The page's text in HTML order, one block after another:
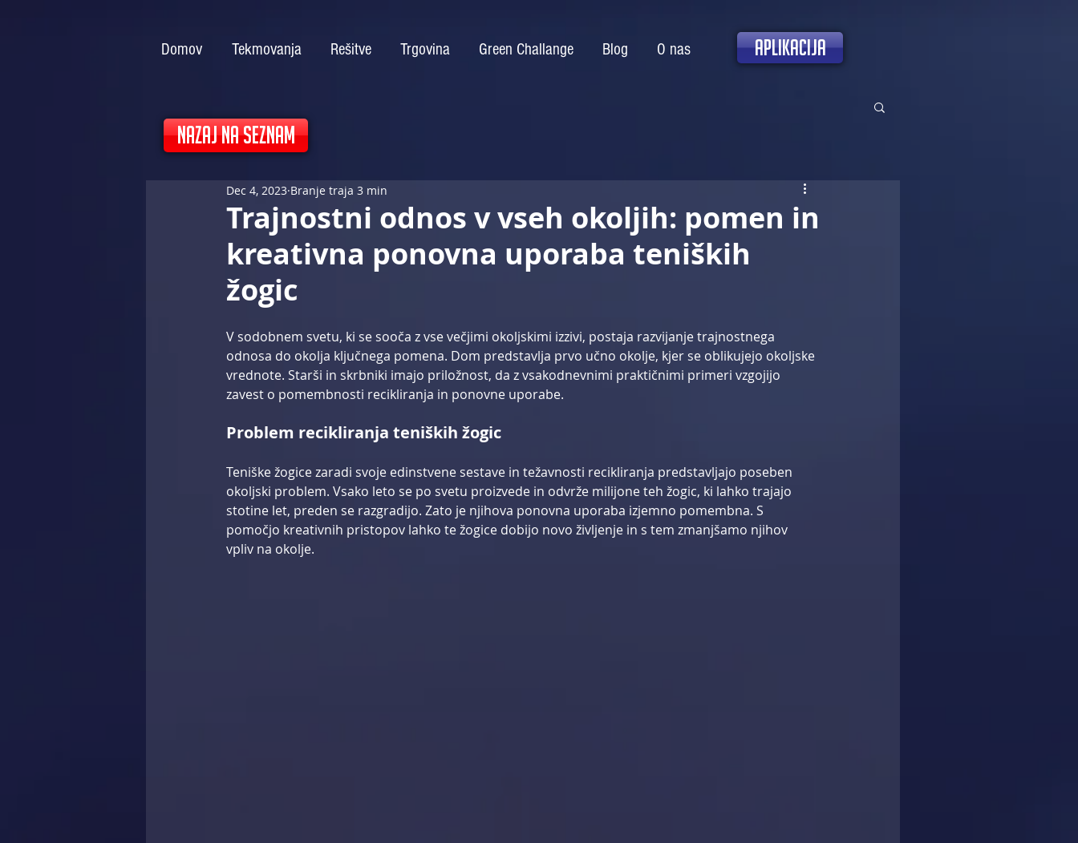
Domov Tekmovanja Rešitve Trgovina Green Challange Blog O nas aplikacija
Trajnostni odnos v vseh okoljih: pomen in
kreativna ponovna uporaba teniških
žogic
Dec 4, 2023 Branje traja 3 min
V sodobnem svetu, ki se sooča z vse večjimi okoljskimi izzivi, postaja razvijanje trajnostnega
odnosa do okolja ključnega pomena. Dom predstavlja prvo učno okolje, kjer se oblikujejo okoljske
vrednote. Starši in skrbniki imajo priložnost, da z vsakodnevnimi praktičnimi primeri vzgojijo
zavest o pomembnosti recikliranja in ponovne uporabe.
Problem recikliranja teniških žogic
Teniške žogice zaradi svoje edinstvene sestave in težavnosti recikliranja predstavljajo poseben
okoljski problem. Vsako leto se po svetu proizvede in odvrže milijone teh žogic, ki lahko trajajo
stotine let, preden se razgradijo. Zato je njihova ponovna uporaba izjemno pomembna. S
pomočjo kreativnih pristopov lahko te žogice dobijo novo življenje in s tem zmanjšamo njihov
vpliv na okolje.
NAZAJ NA SEZNAM